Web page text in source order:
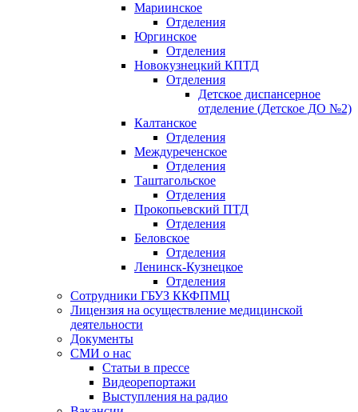
Мариинское
Отделения
Юргинское
Отделения
Новокузнецкий КПТД
Отделения
Детское диспансерное
отделение (Детское ДО №2)
Калтанское
Отделения
Междуреченское
Отделения
Таштагольское
Отделения
Прокопьевский ПТД
Отделения
Беловское
Отделения
Ленинск-Кузнецкое
Отделения
Сотрудники ГБУЗ ККФПМЦ
Лицензия на осуществление медицинской
деятельности
Документы
СМИ о нас
Статьи в прессе
Видеорепортажи
Выступления на радио